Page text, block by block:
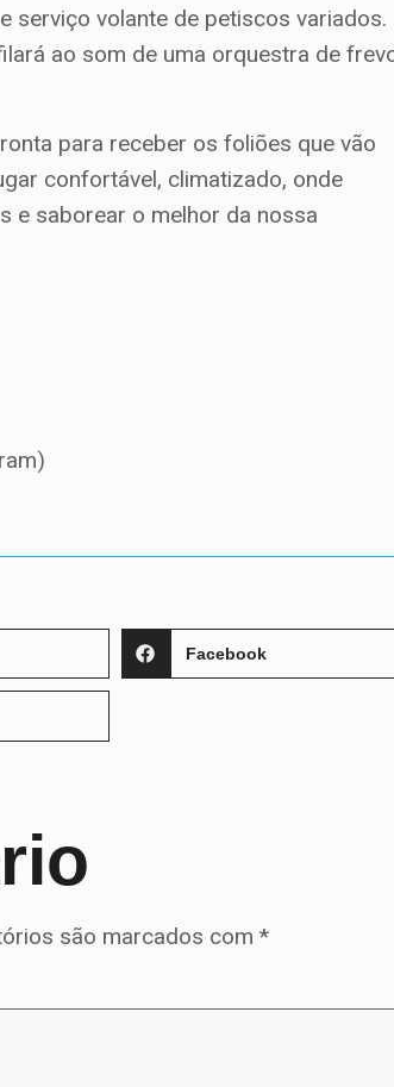
serviço volante de petiscos variados.
ao som de uma orquestra de
para receber os foliões que vão
confortável, climatizado, onde
e saborear o melhor da nossa
Facebook
são marcados com*